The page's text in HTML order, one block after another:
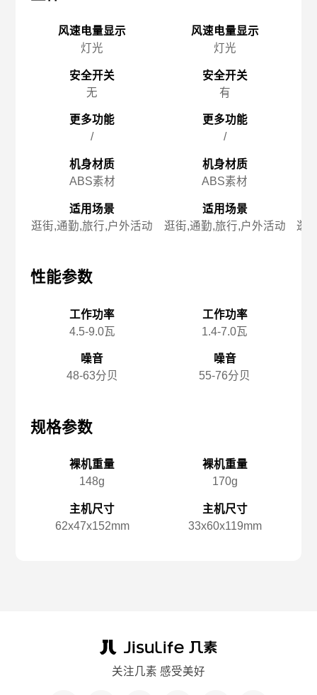
风速电量显示
灯光
安全开关
无
更多功能
/
机身材质
ABS素材
适用场景
逛街,通勤,旅行,户外活动
性能参数
工作功率
4.5-9.0瓦
噪音
48-63分贝
规格参数
裸机重量
148g
主机尺寸
62x️47x️152mm
风速电量显示
灯光
安全开关
有
更多功能
/
机身材质
ABS素材
适用场景
逛街,通勤,旅行,户外活动
工作功率
1.4-7.0瓦
噪音
55-76分贝
裸机重量
170g
主机尺寸
33x️60x️119mm
逛
关注几素 感受美好